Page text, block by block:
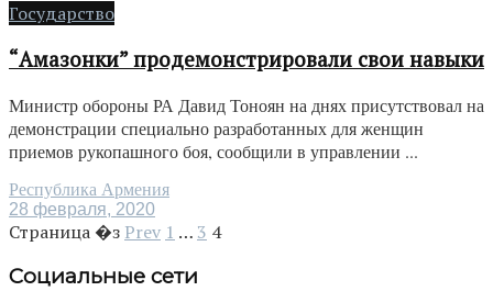
Государство
“Амазонки” продемонстрировали свои навыки
Министр обороны РА Давид Тоноян на днях присутствовал на
демонстрации специально разработанных для женщин
приемов рукопашного боя, сообщили в управлении ...
Республика Армения
28 февраля, 2020
Страница �з Prev 1 … 3 4
Социальные сети